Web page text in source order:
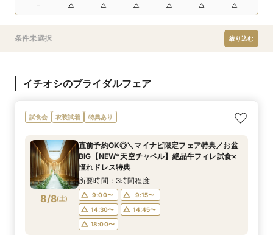
条件未選択 絞り込む
イチオシのブライダルフェア
試食会 衣装試着 特典あり
8/8(土)
直前予約OK◎＼マイナビ限定フェア特典／お盆
BIG【NEW*天空チャペル】絶品牛フィレ試食×
憧れドレス特典
所要時間：3時間程度
9:00〜
9:15〜
14:30〜
14:45〜
18:00〜